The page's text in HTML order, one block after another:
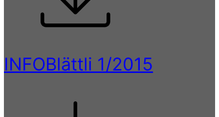
INFOBlättli 1/2015